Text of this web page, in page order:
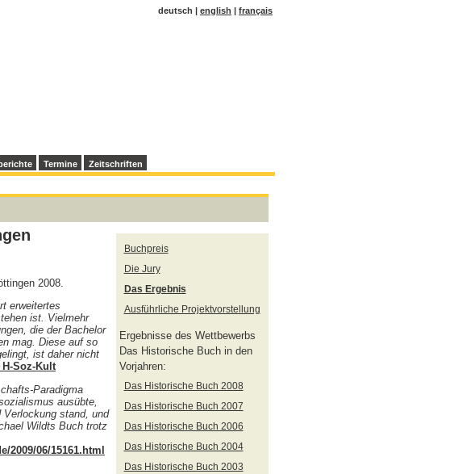
deutsch | english français
Termine
Zeitschriften
Buchpreis
Die Jury
Das Ergebnis
Ausführliche Projektvorstellung
Ergebnisse des Wettbewerbs
Das Historische Buch in den
Vorjahren:
Das Historische Buch 2008
Das Historische Buch 2007
Das Historische Buch 2006
Das Historische Buch 2004
Das Historische Buch 2003
2008.
erweitertes
ist. Vielmehr
die der Bachelor
mag. Diese auf so
ist daher nicht
Soz-Kult
Paradigma
ausübte,
stand, und
Wildts Buch trotz
2009/06/15161.html